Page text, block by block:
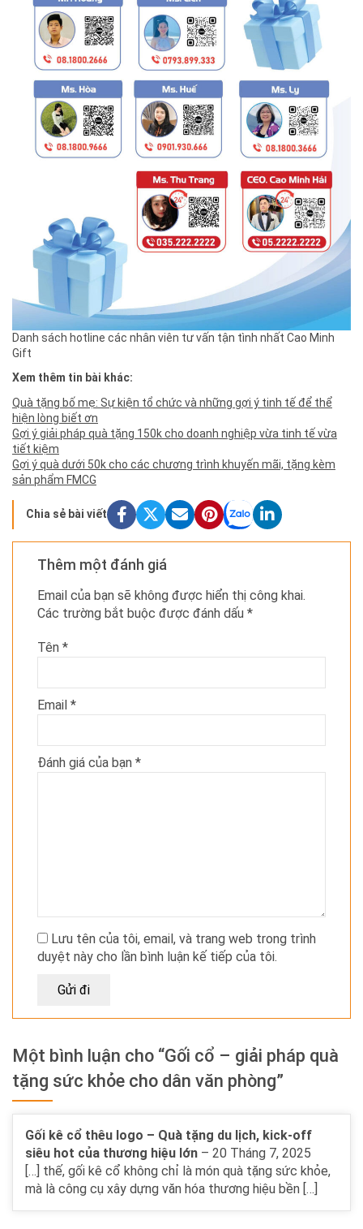
Danh sách hotline các nhân viên tư vấn tận tình nhất Cao Minh
Gift
Xem thêm tin bài khác:
Quà tặng bố mẹ: Sự kiện tổ chức và những gợi ý tinh tế để thể
hiện lòng biết ơn
Gợi ý giải pháp quà tặng 150k cho doanh nghiệp vừa tinh tế vừa
tiết kiệm
Gợi ý quà dưới 50k cho các chương trình khuyến mãi, tặng kèm
sản phẩm FMCG
Chia sẻ bài viết
Thêm một đánh giá
Email của bạn sẽ không được hiển thị công khai.
Các trường bắt buộc được đánh dấu *
Tên *
Email *
Đánh giá của bạn *
Lưu tên của tôi, email, và trang web trong trình
duyệt này cho lần bình luận kế tiếp của tôi.
Một bình luận cho “Gối cổ – giải pháp quà
tặng sức khỏe cho dân văn phòng”
Gối kê cổ thêu logo – Quà tặng du lịch, kick-off
siêu hot của thương hiệu lớn – 20 Tháng 7, 2025
[…] thế, gối kê cổ không chỉ là món quà tặng sức khỏe,
mà là công cụ xây dựng văn hóa thương hiệu bền […]